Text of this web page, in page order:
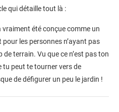
qui détaille tout là :
été conçue comme un
les personnes n’ayant pas
de terrain. Vu que ce n’est pas ton
tu peut te tourner vers de
de défigurer un peu le jardin !